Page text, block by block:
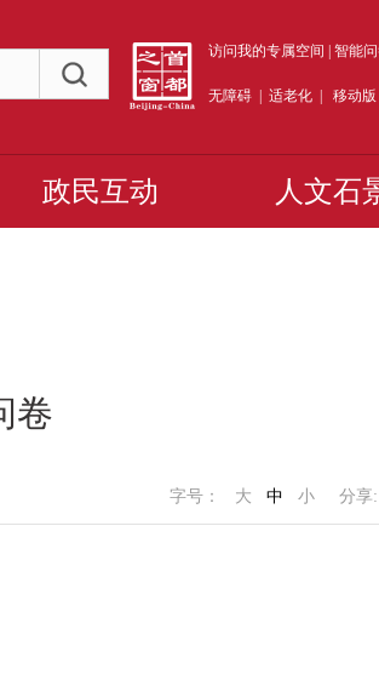
访问我的专属空间 智能
无障碍 适老化 移动版
政民互动 人文石
卷
分享:
字号： 大 中 小